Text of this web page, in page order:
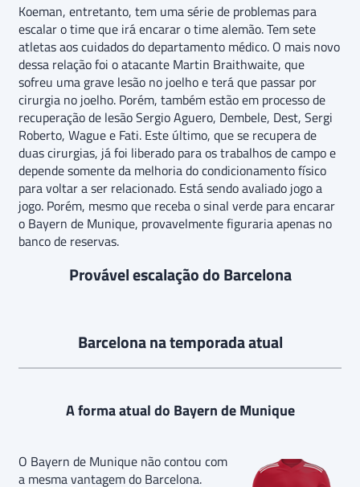
Koeman, entretanto, tem uma série de problemas para
escalar o time que irá encarar o time alemão. Tem sete
atletas aos cuidados do departamento médico. O mais novo
dessa relação foi o atacante Martin Braithwaite, que
sofreu uma grave lesão no joelho e terá que passar por
cirurgia no joelho. Porém, também estão em processo de
recuperação de lesão Sergio Aguero, Dembele, Dest, Sergi
Roberto, Wague e Fati. Este último, que se recupera de
duas cirurgias, já foi liberado para os trabalhos de campo e
depende somente da melhoria do condicionamento físico
para voltar a ser relacionado. Está sendo avaliado jogo a
jogo. Porém, mesmo que receba o sinal verde para encarar
o Bayern de Munique, provavelmente figuraria apenas no
banco de reservas.
Provável escalação do Barcelona
Barcelona na temporada atual
A forma atual do Bayern de Munique
O Bayern de Munique não contou com
a mesma vantagem do Barcelona.